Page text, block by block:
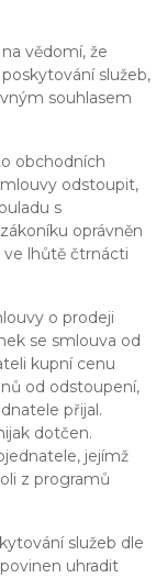
vědomí, že
služeb,
souhlasem
obchodních
odstoupit,
s
oprávněn
lhůtě čtrnácti
o prodeji
se smlouva od
kupní cenu
od odstoupení,
přijal.
dotčen.
jejímž
z programů
služeb dle
uhradit